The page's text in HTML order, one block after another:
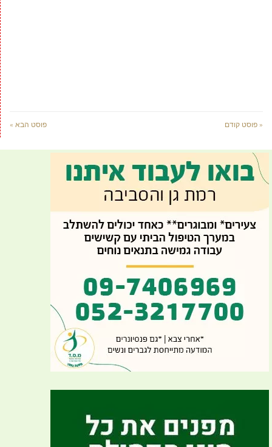
« פוסט קודם פוסט הבא »